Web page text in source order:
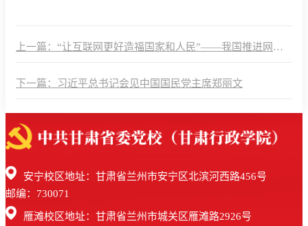
上一篇：“让互联网更好造福国家和人民”——我国推进网络
下一篇：习近平总书记会见中国国民党主席郑丽文
安宁校区地址：甘肃省兰州市安宁区北滨河西路456号
邮编：730071
雁滩校区地址：甘肃省兰州市城关区雁滩路2926号